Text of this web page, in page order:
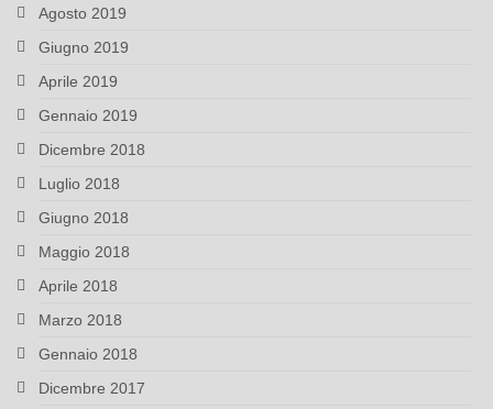
Agosto 2019
Giugno 2019
Aprile 2019
Gennaio 2019
Dicembre 2018
Luglio 2018
Giugno 2018
Maggio 2018
Aprile 2018
Marzo 2018
Gennaio 2018
Dicembre 2017